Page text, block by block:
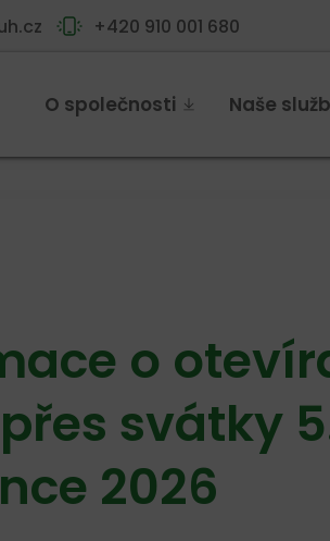
+420 910 001 680
O společnosti Naše
o
svátky
2026